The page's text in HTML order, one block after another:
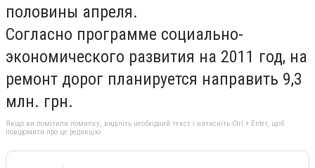
половины апреля.
Согласно программе социально-
экономического развития на 2011 год, на
ремонт дорог планируется направить 9,3
млн. грн.
Якщо ви помітили помилку, виділіть необхідний текст і натисніть Ctrl + Enter, щоб
повідомити про це редакцію